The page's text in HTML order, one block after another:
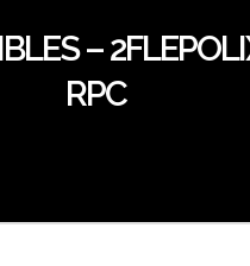
–
RPC